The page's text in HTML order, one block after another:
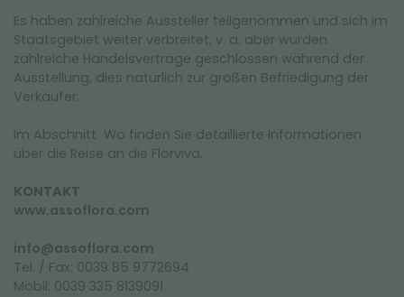
Es haben zahlreiche Aussteller teilgenommen und sich im
Staatsgebiet weiter verbreitet, v. a. aber wurden
zahlreiche Handelsverträge geschlossen während der
Ausstellung, dies natürlich zur großen Befriedigung der
Verkäufer.
Im Abschnitt Wo finden Sie detaillierte Informationen
über die Reise an die Florviva.
KONTAKT
www.assoflora.com
info@assoflora.com
Tel. / Fax: 0039 85 9772694
Mobil: 0039 335 8139091